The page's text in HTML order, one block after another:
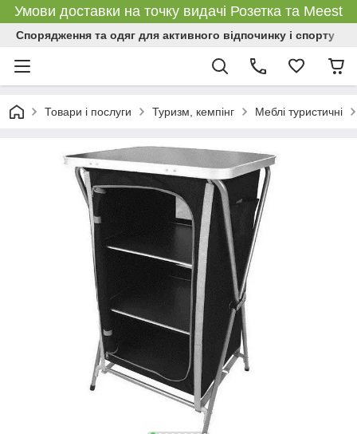
Умови доставки на точку видачі Розетка та Meest
Спорядження та одяг для активного відпочинку і спорту
Товари і послуги Туризм, кемпінг Меблі туристичні